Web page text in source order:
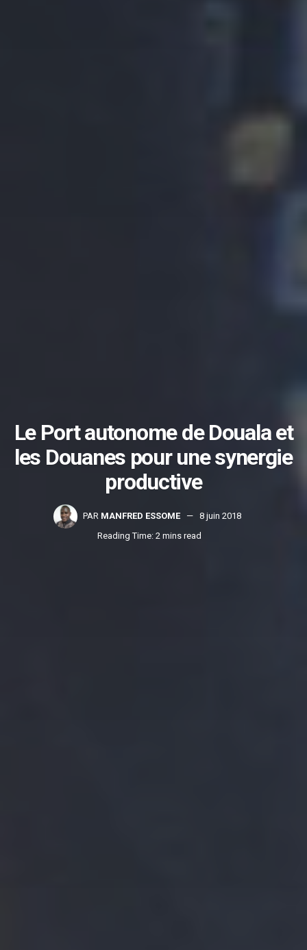
Le Port autonome de Douala et
les Douanes pour une synergie
productive
PAR MANFRED ESSOME
8 juin 2018
Reading Time: 2 mins read